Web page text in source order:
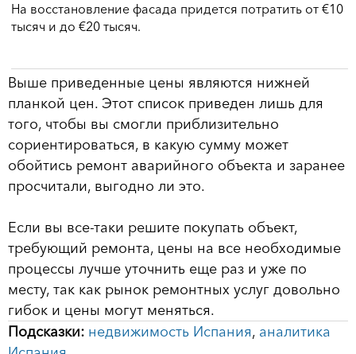
На восстановление фасада придется потратить от €10
тысяч и до €20 тысяч.
Выше приведенные цены являются нижней
планкой цен. Этот список приведен лишь для
того, чтобы вы смогли приблизительно
сориентироваться, в какую сумму может
обойтись ремонт аварийного объекта и заранее
просчитали, выгодно ли это.
Если вы все-таки решите покупать объект,
требующий ремонта, цены на все необходимые
процессы лучше уточнить еще раз и уже по
месту, так как рынок ремонтных услуг довольно
гибок и цены могут меняться.
Подсказки: недвижимость Испания, аналитика